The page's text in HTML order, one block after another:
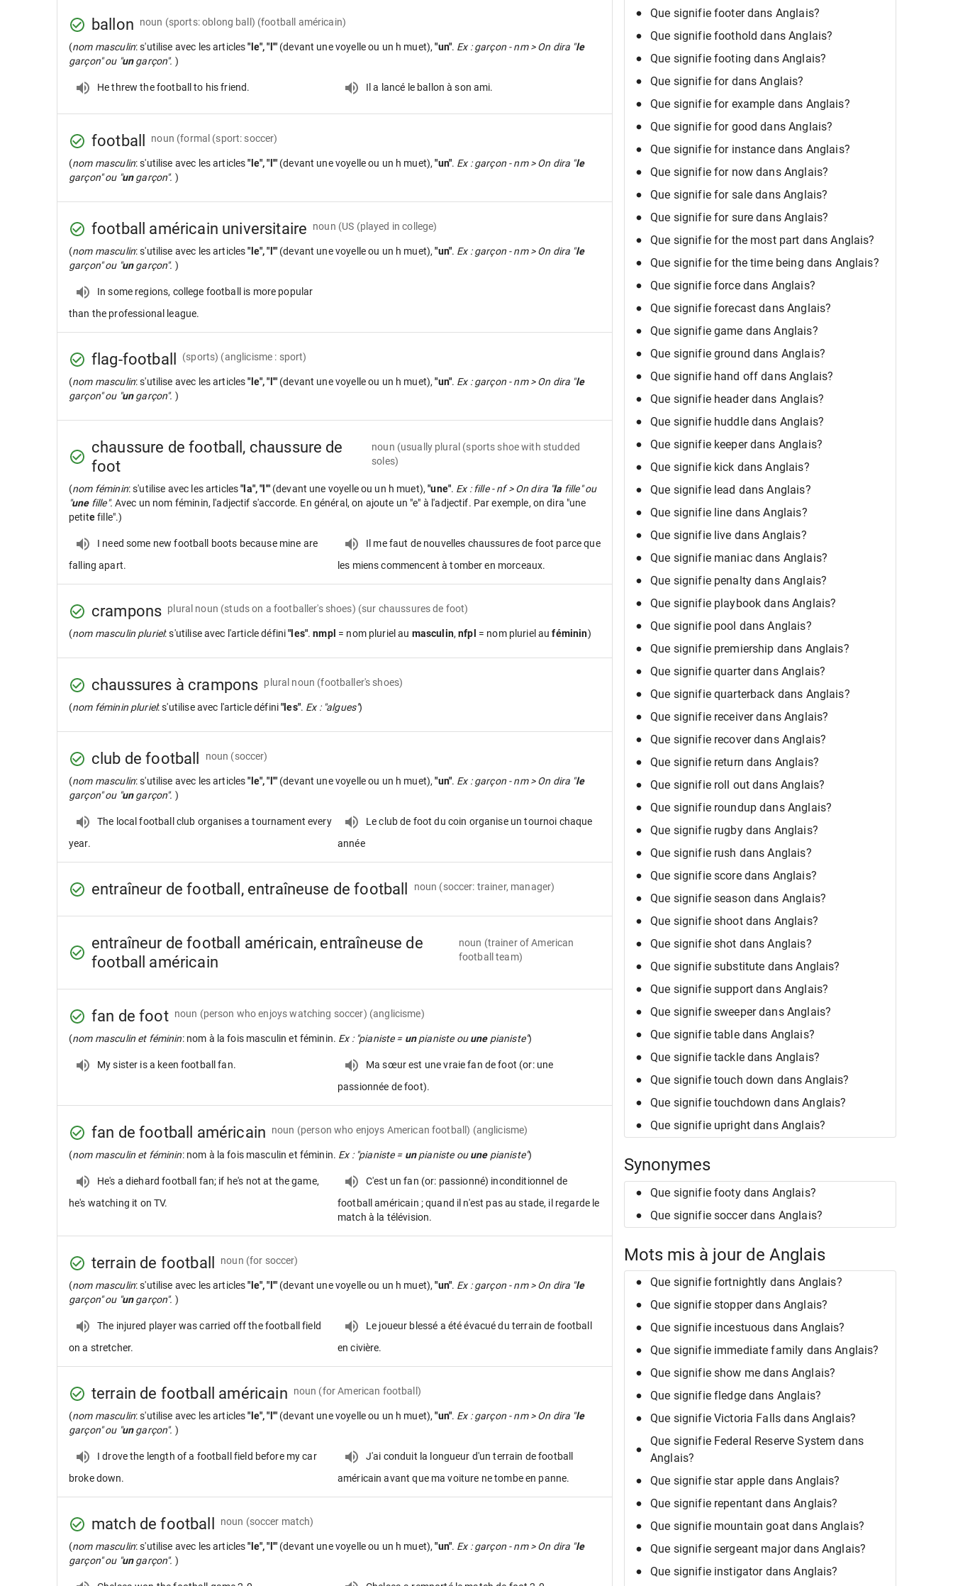
ballon noun (sports: oblong ball) (football américain)
(nom masculin: s'utilise avec les articles"le", "l'" (devant une voyelle ou un h muet),"un". Ex : garçon - nm > On dira "le
garçon" ou "ungarçon". )
He threw the football to his friend. Il a lancé le ballon à son ami.
football noun (formal (sport: soccer)
(nom masculin: s'utilise avec les articles"le", "l'" (devant une voyelle ou un h muet),"un". Ex : garçon - nm > On dira "le
garçon" ou "ungarçon". )
football américain universitaire noun (US (played in college)
(nom masculin: s'utilise avec les articles"le", "l'" (devant une voyelle ou un h muet),"un". Ex : garçon - nm > On dira "le
garçon" ou "ungarçon". )
In some regions, college football is more popular
than the professional league.
flag-football (sports) (anglicisme : sport)
(nom masculin: s'utilise avec les articles"le", "l'" (devant une voyelle ou un h muet),"un". Ex : garçon - nm > On dira "le
garçon" ou "ungarçon". )
chaussure de football, chaussure de
foot
noun (usually plural (sports shoe with studded
soles)
(nom féminin: s'utilise avec les articles"la", "l'" (devant une voyelle ou un h muet),"une". Ex : fille - nf > On dira "la fille" ou
"unefille". Avec un nom féminin, l'adjectif s'accorde. En général, on ajoute un "e" à l'adjectif. Par exemple, on dira "une
petitefille".)
I need some new football boots because mine are
falling apart.
Il me faut de nouvelles chaussures de foot parce que
les miens commencent à tomber en morceaux.
crampons plural noun (studs on a footballer's shoes) (sur chaussures de foot)
(nom masculin pluriel: s'utilise avec l'article défini"les".nmpl = nom pluriel au masculin,nfpl = nom pluriel auféminin)
chaussures à crampons plural noun (footballer's shoes)
(nom féminin pluriel: s'utilise avec l'article défini"les". Ex : "algues")
club de football noun (soccer)
(nom masculin: s'utilise avec les articles"le", "l'" (devant une voyelle ou un h muet),"un". Ex : garçon - nm > On dira "le
garçon" ou "ungarçon". )
The local football club organises a tournament every
year.
Le club de foot du coin organise un tournoi chaque
année
entraîneur de football, entraîneuse de football noun (soccer: trainer, manager)
entraîneur de football américain, entraîneuse de
football américain
noun (trainer of American
football team)
fan de foot noun (person who enjoys watching soccer) (anglicisme)
(nom masculin et féminin: nom à la fois masculin et féminin. Ex : "pianiste = unpianiste ouunepianiste")
My sister is a keen football fan.
Ma sœur est une vraie fan de foot (or: une
passionnée de foot).
fan de football américain noun (person who enjoys American football) (anglicisme)
(nom masculin et féminin: nom à la fois masculin et féminin. Ex : "pianiste = unpianiste ouunepianiste")
He's a diehard football fan; if he's not at the game,
he's watching it on TV.
C'est un fan (or: passionné) inconditionnel de
football américain ; quand il n'est pas au stade, il regarde le
match à la télévision.
terrain de football noun (for soccer)
(nom masculin: s'utilise avec les articles"le", "l'" (devant une voyelle ou un h muet),"un". Ex : garçon - nm > On dira "le
garçon" ou "ungarçon". )
The injured player was carried off the football field
on a stretcher.
Le joueur blessé a été évacué du terrain de football
en civière.
terrain de football américain noun (for American football)
(nom masculin: s'utilise avec les articles"le", "l'" (devant une voyelle ou un h muet),"un". Ex : garçon - nm > On dira "le
garçon" ou "ungarçon". )
I drove the length of a football field before my car
broke down.
J'ai conduit la longueur d'un terrain de football
américain avant que ma voiture ne tombe en panne.
match de football noun (soccer match)
(nom masculin: s'utilise avec les articles"le", "l'" (devant une voyelle ou un h muet),"un". Ex : garçon - nm > On dira "le
garçon" ou "ungarçon". )
Que signifie footer dans Anglais?
Que signifie foothold dans Anglais?
Que signifie footing dans Anglais?
Que signifie for dans Anglais?
Que signifie for example dans Anglais?
Que signifie for good dans Anglais?
Que signifie for instance dans Anglais?
Que signifie for now dans Anglais?
Que signifie for sale dans Anglais?
Que signifie for sure dans Anglais?
Que signifie for the most part dans Anglais?
Que signifie for the time being dans Anglais?
Que signifie force dans Anglais?
Que signifie forecast dans Anglais?
Que signifie game dans Anglais?
Que signifie ground dans Anglais?
Que signifie hand off dans Anglais?
Que signifie header dans Anglais?
Que signifie huddle dans Anglais?
Que signifie keeper dans Anglais?
Que signifie kick dans Anglais?
Que signifie lead dans Anglais?
Que signifie line dans Anglais?
Que signifie live dans Anglais?
Que signifie maniac dans Anglais?
Que signifie penalty dans Anglais?
Que signifie playbook dans Anglais?
Que signifie pool dans Anglais?
Que signifie premiership dans Anglais?
Que signifie quarter dans Anglais?
Que signifie quarterback dans Anglais?
Que signifie receiver dans Anglais?
Que signifie recover dans Anglais?
Que signifie return dans Anglais?
Que signifie roll out dans Anglais?
Que signifie roundup dans Anglais?
Que signifie rugby dans Anglais?
Que signifie rush dans Anglais?
Que signifie score dans Anglais?
Que signifie season dans Anglais?
Que signifie shoot dans Anglais?
Que signifie shot dans Anglais?
Que signifie substitute dans Anglais?
Que signifie support dans Anglais?
Que signifie sweeper dans Anglais?
Que signifie table dans Anglais?
Que signifie tackle dans Anglais?
Que signifie touch down dans Anglais?
Que signifie touchdown dans Anglais?
Que signifie upright dans Anglais?
Synonymes
Que signifie footy dans Anglais?
Que signifie soccer dans Anglais?
Mots mis à jour de Anglais
Que signifie fortnightly dans Anglais?
Que signifie stopper dans Anglais?
Que signifie incestuous dans Anglais?
Que signifie immediate family dans Anglais?
Que signifie show me dans Anglais?
Que signifie fledge dans Anglais?
Que signifie Victoria Falls dans Anglais?
Que signifie Federal Reserve System dans
Anglais?
Que signifie star apple dans Anglais?
Que signifie repentant dans Anglais?
Que signifie mountain goat dans Anglais?
Que signifie sergeant major dans Anglais?
Que signifie instigator dans Anglais?